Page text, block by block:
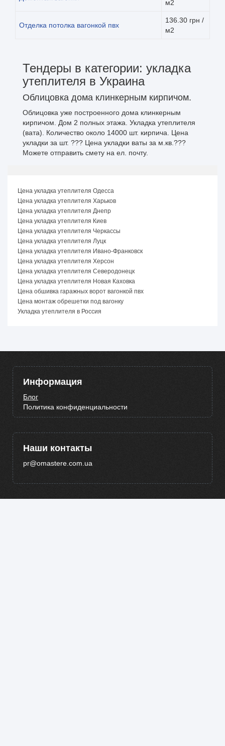
м2
Отделка потолка вагонкой пвх
136.30 грн /
м2
Тендеры в категории: укладка
утеплителя в Украина
Облицовка дома клинкерным кирпичом.
Облицовка уже построенного дома клинкерным
кирпичом. Дом 2 полных этажа. Укладка утеплителя
(вата). Количество около 14000 шт. кирпича. Цена
укладки за шт. ??? Цена укладки ваты за м.кв.???
Можете отправить смету на ел. почту.
Цена укладка утеплителя Одесса
Цена укладка утеплителя Харьков
Цена укладка утеплителя Днепр
Цена укладка утеплителя Киев
Цена укладка утеплителя Черкассы
Цена укладка утеплителя Луцк
Цена укладка утеплителя Ивано-Франковск
Цена укладка утеплителя Херсон
Цена укладка утеплителя Северодонецк
Цена укладка утеплителя Новая Каховка
Цена обшивка гаражных ворот вагонкой пвх
Цена монтаж обрешетки под вагонку
Укладка утеплителя в Россия
Информация
Блог
Политика конфиденциальности
Наши контакты
pr@omastere.com.ua